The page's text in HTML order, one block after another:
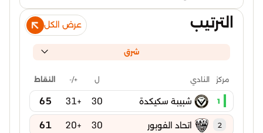
الترتيب عرض الكل
شرق
مركز النادي ل +/- النقاط
1 شبيبة سكيكدة 30
+31
65
2 اتحاد الفوبور 30
+20
61